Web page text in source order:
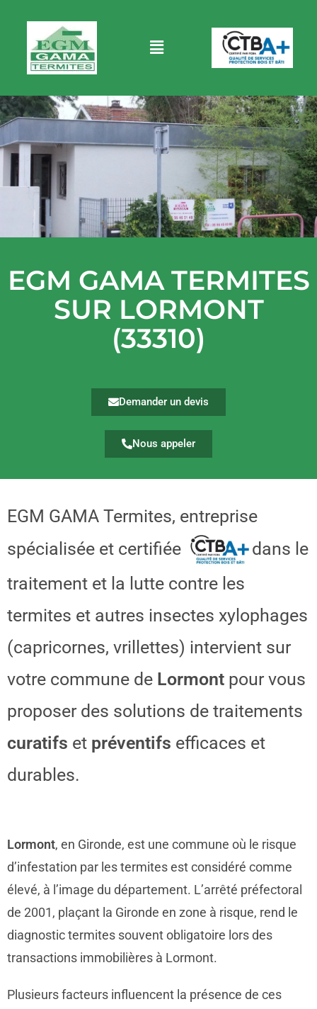
EGM GAMA TERMITES
SUR LORMONT
(33310)
Demander un devis
Nous appeler
EGM GAMA Termites, entreprise
spécialisée et certifiée
dans le
traitement et la lutte contre les
termites et autres insectes xylophages
(capricornes, vrillettes) intervient sur
votre commune de Lormont pour vous
proposer des solutions de traitements
curatifs et préventifs efficaces et
durables.
Lormont, en Gironde, est une commune où le risque
d’infestation par les termites est considéré comme
élevé, à l’image du département. L’arrêté préfectoral
de 2001, plaçant la Gironde en zone à risque, rend le
diagnostic termites souvent obligatoire lors des
transactions immobilières à Lormont.
Plusieurs facteurs influencent la présence de ces